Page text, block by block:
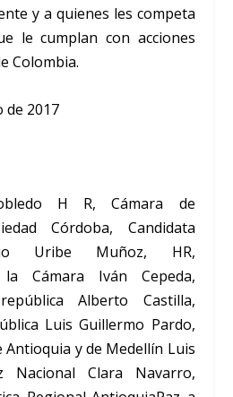
y a quienes les competa
le cumplan con acciones
Colombia.
de 2017
H R, Cámara de
Córdoba, Candidata
Uribe Muñoz, HR,
Cámara Iván Cepeda,
Alberto Castilla,
Luis Guillermo Pardo,
Antioquia y de Medellín Luis
Nacional Clara Navarro,